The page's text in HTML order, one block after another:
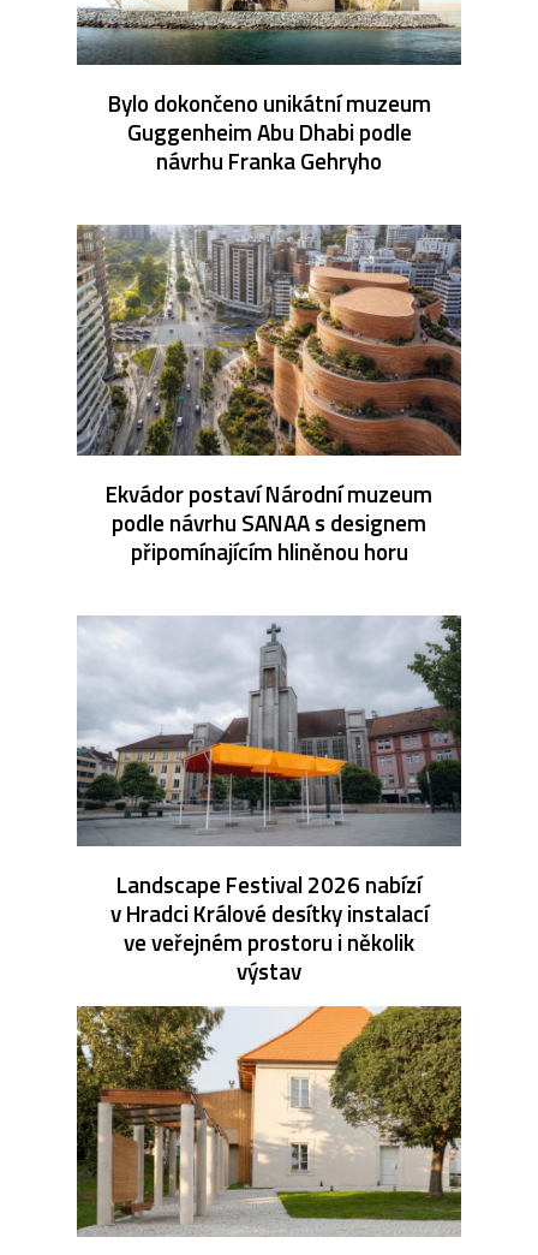
Bylo dokončeno unikátní muzeum
Guggenheim Abu Dhabi podle
návrhu Franka Gehryho
Ekvádor postaví Národní muzeum
podle návrhu SANAA s designem
připomínajícím hliněnou horu
Landscape Festival 2026 nabízí
v Hradci Králové desítky instalací
ve veřejném prostoru i několik
výstav